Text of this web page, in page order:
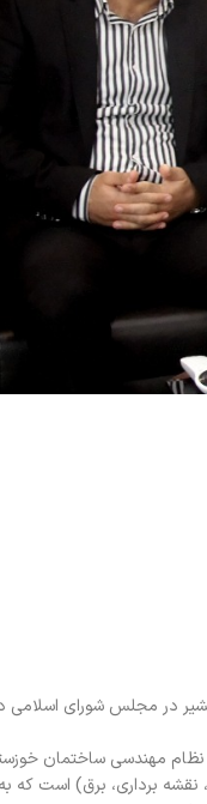
در مجلس شورای اسلامی
مهندسی ساختمان
نقشه برداری، برق) است که به